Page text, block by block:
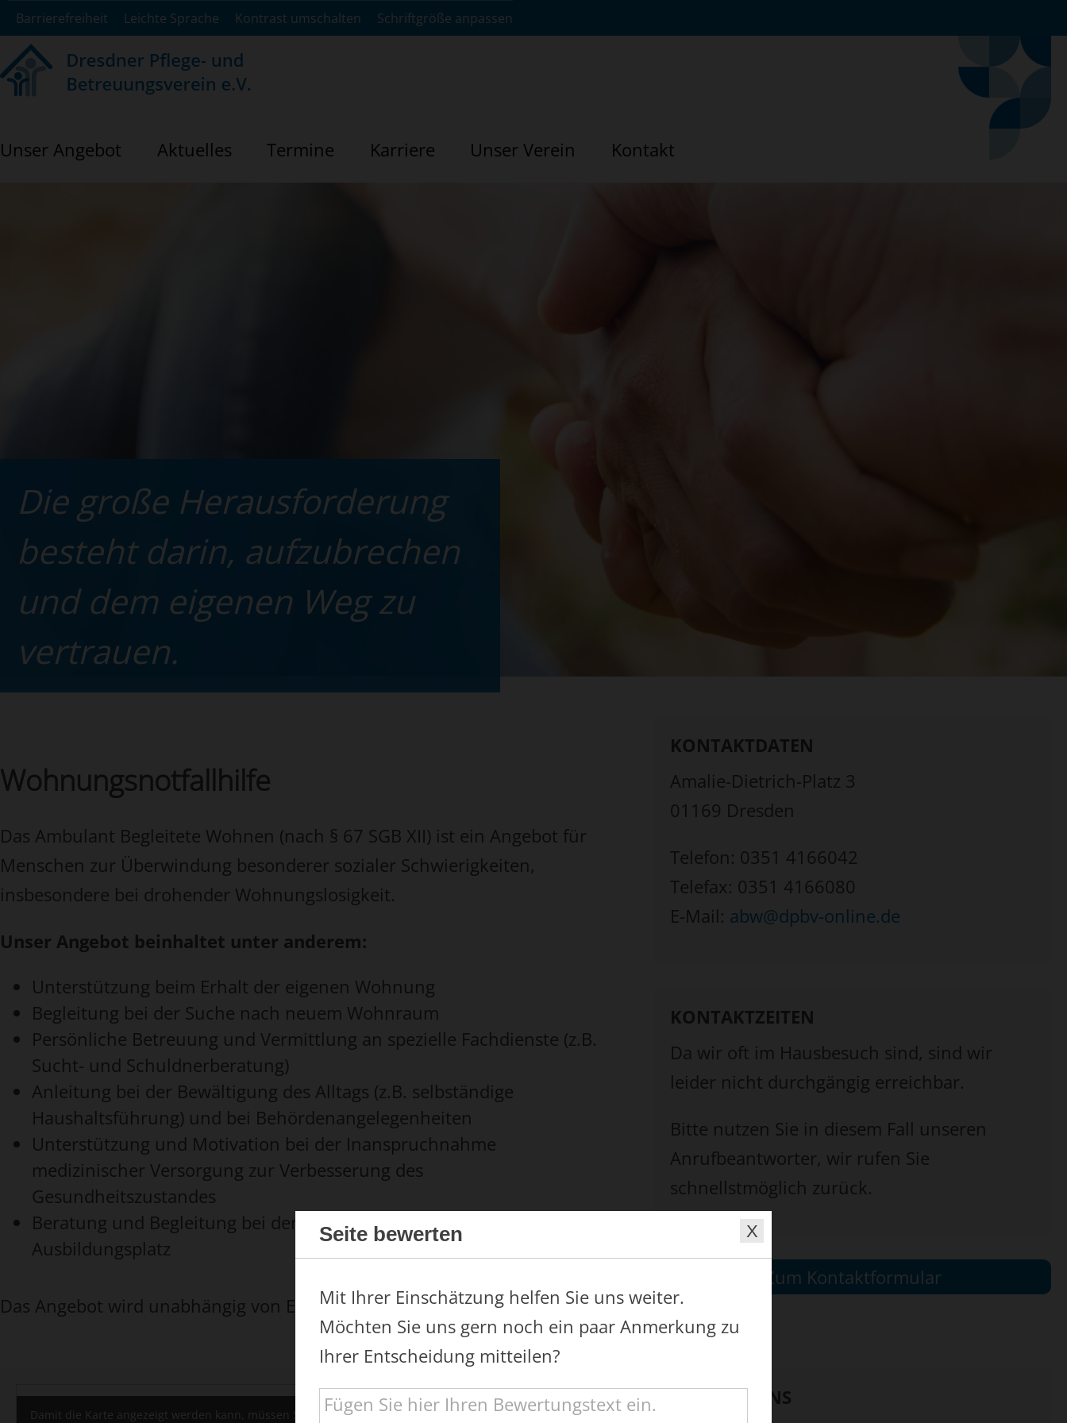
Barrierefreiheit Leichte Sprache Kontrast umschalten Schriftgröße anpassen
Unser Angebot Aktuelles Termine Karriere Unser Verein Kontakt
Die große Herausforderung
besteht darin, aufzubrechen
und dem eigenen Weg zu
vertrauen.
Wohnungsnotfallhilfe
Das Ambulant Begleitete Wohnen (nach § 67 SGB XII) ist ein Angebot für
Menschen zur Überwindung besonderer sozialer Schwierigkeiten,
insbesondere bei drohender Wohnungslosigkeit.
Unser Angebot beinhaltet unter anderem:
Unterstützung beim Erhalt der eigenen Wohnung
Begleitung bei der Suche nach neuem Wohnraum
Persönliche Betreuung und Vermittlung an spezielle Fachdienste (z.B.
Sucht- und Schuldnerberatung)
Anleitung bei der Bewältigung des Alltags (z.B. selbständige
Haushaltsführung) und bei Behördenangelegenheiten
Unterstützung und Motivation bei der Inanspruchnahme
medizinischer Versorgung zur Verbesserung des
Gesundheitszustandes
Beratung und Begleitung bei der Suche nach einem Arbeits- oder
Ausbildungsplatz
Das Angebot wird unabhängig von Einkommen und Vermögen erbracht.
KONTAKTDATEN
Amalie-Dietrich-Platz 3
01169 Dresden
Telefon: 0351 4166042
Telefax: 0351 4166080
E-Mail: abw@dpbv-online.de
KONTAKTZEITEN
Da wir oft im Hausbesuch sind, sind wir
leider nicht durchgängig erreichbar.
Bitte nutzen Sie in diesem Fall unseren
Anrufbeantworter, wir rufen Sie
schnellstmöglich zurück.
Zum Kontaktformular
Damit die Karte angezeigt werden kann, müssen Sie
UNSER STANDORT - SO FINDEN SIE DEN WEG ZU UNS
Seite bewerten
Mit Ihrer Einschätzung helfen Sie uns weiter.
Möchten Sie uns gern noch ein paar Anmerkung zu
Ihrer Entscheidung mitteilen?